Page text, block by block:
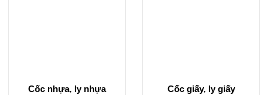
Cốc nhựa, ly nhựa Cốc giấy, ly giấy